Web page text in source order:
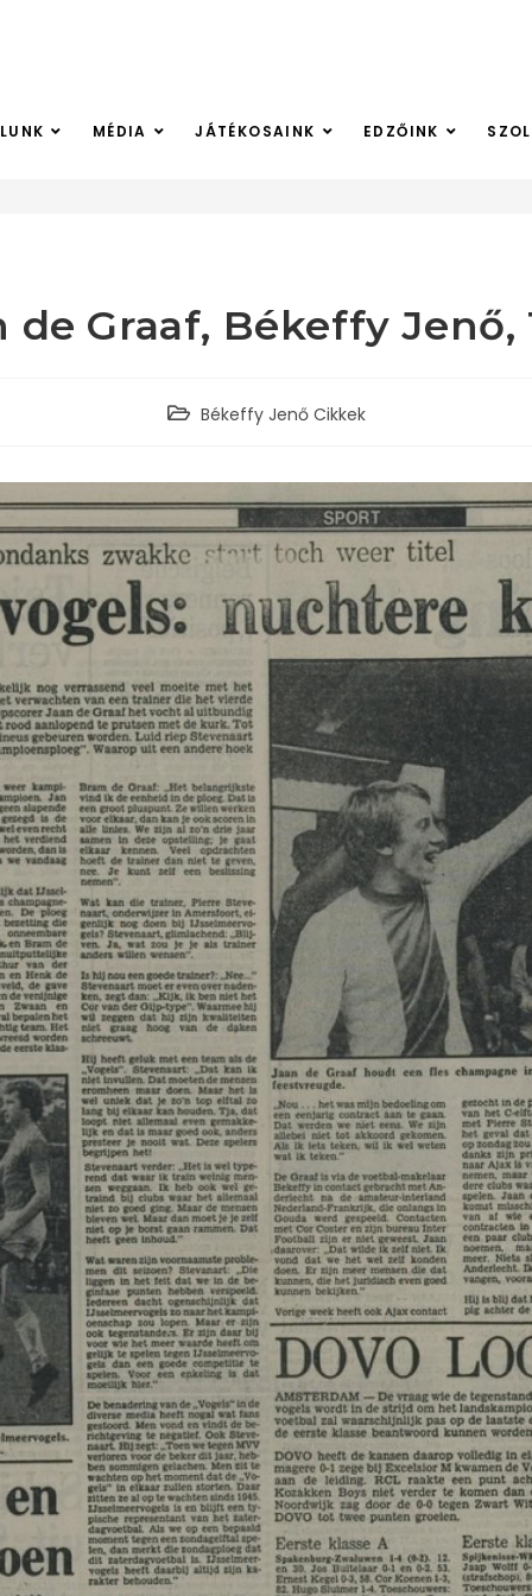
MÉDIA JÁTÉKOSAINK EDZŐINK
de Graaf, Békeffy Jenő,
Békeffy Jenő Cikkek